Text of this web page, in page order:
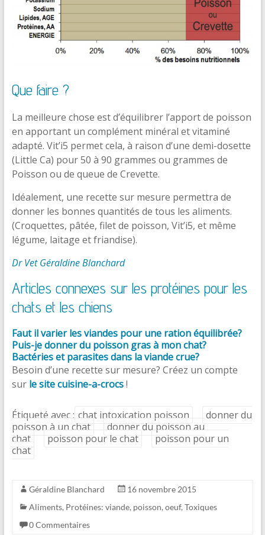
Que faire ?
La meilleure chose est d’équilibrer l’apport de poisson
en apportant un complément minéral et vitaminé
adapté. Vit’i5 permet cela, à raison d’une demi-dosette
(Little Ca) pour 50 à 90 grammes ou grammes de
Poisson ou de queue de Crevette.
Idéalement, une recette sur mesure permettra de
donner les bonnes quantités de tous les aliments.
(Croquettes, pâtée, filet de poisson, Vit’i5, et même
légume, laitage et friandise).
Dr Vet Géraldine Blanchard
Articles connexes sur les protéines pour les
chats et les chiens
Faut il varier les viandes pour une ration équilibrée?
Puis-je donner du poisson gras à mon chat?
Bactéries et parasites dans la viande crue?
Besoin d’une recette sur mesure? Créez un compte
sur le site cuisine-a-crocs!
Étiqueté avec : chat intoxication poisson
donner du
poisson à un chat
donner du poisson au
chat
poisson pour le chat
poisson pour un
chat
Géraldine Blanchard
16 novembre 2015
Aliments, Protéines: viande, poisson, oeuf, Toxiques
0 Commentaires